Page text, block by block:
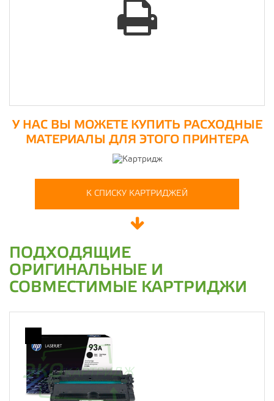
У НАС ВЫ МОЖЕТЕ КУПИТЬ РАСХОДНЫЕ
МАТЕРИАЛЫ ДЛЯ ЭТОГО ПРИНТЕРА
К СПИСКУ КАРТРИДЖЕЙ
ПОДХОДЯЩИЕ
ОРИГИНАЛЬНЫЕ И
СОВМЕСТИМЫЕ КАРТРИДЖИ